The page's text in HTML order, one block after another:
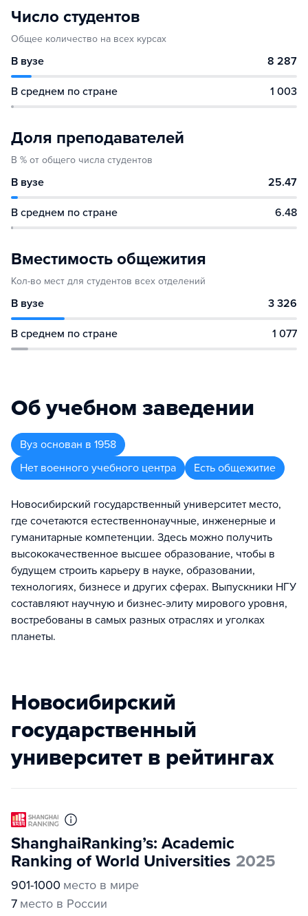
Число студентов
Общее количество на всех курсах
В вузе 8 287
В среднем по стране 1 003
Доля преподавателей
В % от общего числа студентов
В вузе 25.47
В среднем по стране 6.48
Вместимость общежития
Кол-во мест для студентов всех отделений
В вузе 3 326
В среднем по стране 1 077
Об учебном заведении
Вуз основан в 1958
Нет военного учебного центра
Есть общежитие
Новосибирский государственный университет место,
где сочетаются естественнонаучные, инженерные и
гуманитарные компетенции. Здесь можно получить
высококачественное высшее образование, чтобы в
будущем строить карьеру в науке, образовании,
технологиях, бизнесе и других сферах. Выпускники НГУ
составляют научную и бизнес-элиту мирового уровня,
востребованы в самых разных отраслях и уголках
планеты.
Новосибирский
государственный
университет в рейтингах
ShanghaiRanking’s: Academic
Ranking of World Universities 2025
901-1000 место в мире
7 место в России